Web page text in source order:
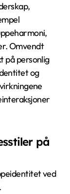
Omvendt
på personlig
og
på
ved